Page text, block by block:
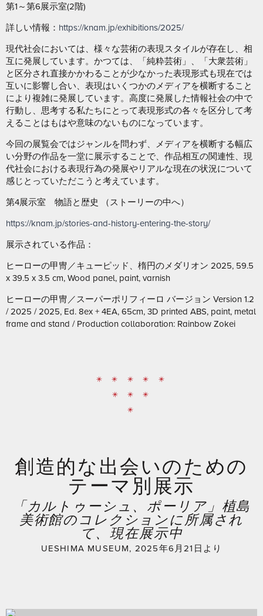
第1～第6展示室(2階)
詳しい情報： https://knam.jp/exhibitions/2025/
現代社会においては、様々な芸術の表現スタイルが存在し、相
互に発展しています。かつては、「純粋芸術」、「大衆芸術」
と区分され直接かかわることが少なかった表現形式も現在では
互いに影響し合い、表現はいくつかのメディアを横断すること
により複雑に発展しています。高度に発展した情報社会の中で
行動し、思考する私たちにとって表現形式の各々を区分して考
えることはもはや意味のないものになっています。
今回の展覧会ではジャンルを問わず、メディアを横断する幅広
い分野の作品を一堂に展示することで、作品相互の関連性、現
代社会における表現行為の発展やリアルな現在の状況について
感じとっていただこうと考えています。
第4展示室 物語と歴史 （ストーリーの中へ）
https://knam.jp/stories-and-history-entering-the-story/
展示されている作品：
ヒーローの甲冑／キューピッド、楕円のメダリオン 2025, 59.5
x 39.5 x 3.5 cm, Wood panel, paint, varnish
ヒーローの甲冑／スーパーポリフィーロ バージョン Version 1.2
/ 2025 / 2025, Ed. 8ex + 4EA, 65cm, 3D printed ABS, paint, metal
frame and stand / Production collaboration: Rainbow Zokei
* * * * *
* * *
*
創造的な出会いのための
テーマ別展示
「カルトゥーシュ、ポーリア」植島
美術館のコレクションに所属され
て、現在展示中
UESHIMA MUSEUM, 2025年6月21日より